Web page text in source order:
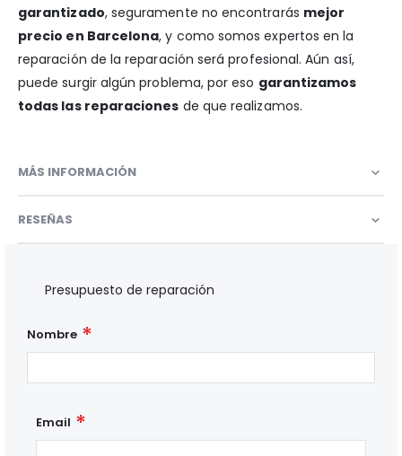
garantizado, seguramente no encontrarás mejor
precio en Barcelona, y como somos expertos en la
reparación de la reparación será profesional. Aún así,
puede surgir algún problema, por eso garantizamos
todas las reparaciones de que realizamos.
MÁS INFORMACIÓN
RESEÑAS
Presupuesto de reparación
Nombre
Email